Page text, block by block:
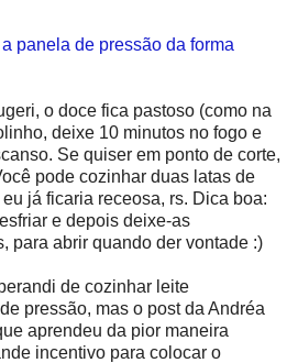
panela de pressão da forma
o doce fica pastoso (como na
deixe 10 minutos no fogo e
Se quiser em ponto de corte,
pode cozinhar duas latas de
já ficaria receosa, rs. Dica boa:
e depois deixe-as
para abrir quando der vontade :)
de cozinhar leite
pressão, mas o post da Andréa
aprendeu da pior maneira
incentivo para colocar o